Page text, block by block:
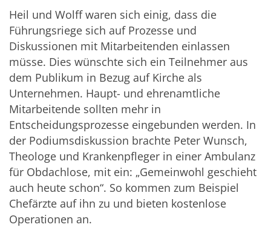
Heil und Wolff waren sich einig, dass die
Führungsriege sich auf Prozesse und
Diskussionen mit Mitarbeitenden einlassen
müsse. Dies wünschte sich ein Teilnehmer aus
dem Publikum in Bezug auf Kirche als
Unternehmen. Haupt- und ehrenamtliche
Mitarbeitende sollten mehr in
Entscheidungsprozesse eingebunden werden. In
der Podiumsdiskussion brachte Peter Wunsch,
Theologe und Krankenpfleger in einer Ambulanz
für Obdachlose, mit ein: „Gemeinwohl geschieht
auch heute schon“. So kommen zum Beispiel
Chefärzte auf ihn zu und bieten kostenlose
Operationen an.